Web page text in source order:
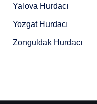
Yalova Hurdacı
Yozgat Hurdacı
Zonguldak Hurdacı